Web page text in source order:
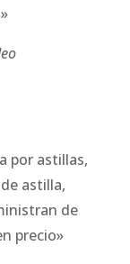
por astillas,
astilla,
de
precio»